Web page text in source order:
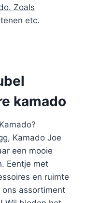
Zoals
etc.
kamado
Kamado Joe
een mooie
Eentje met
en ruimte
assortiment